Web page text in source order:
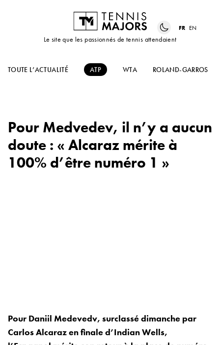
Le site que les passionnés de tennis attendaient
FR EN
TOUTE L’ACTUALITÉ ATP WTA ROLAND-GARROS
Pour Medvedev, il n’y a aucun
doute : « Alcaraz mérite à
100% d’être numéro 1 »
Pour Daniil Medevedv, surclassé dimanche par
Carlos Alcaraz en finale d’Indian Wells,